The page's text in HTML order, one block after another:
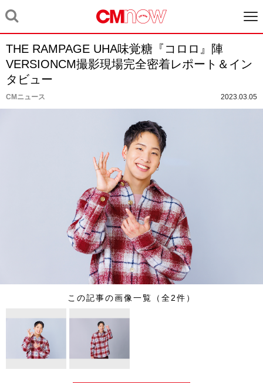
THE RAMPAGE UHA味覚糖『コロロ』陣
VERSIONCM撮影現場完全密着レポート＆イン
タビュー
CMニュース 2023.03.05
この記事の画像一覧（全2件）